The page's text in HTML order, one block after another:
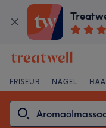
FRISEUR NÄGEL